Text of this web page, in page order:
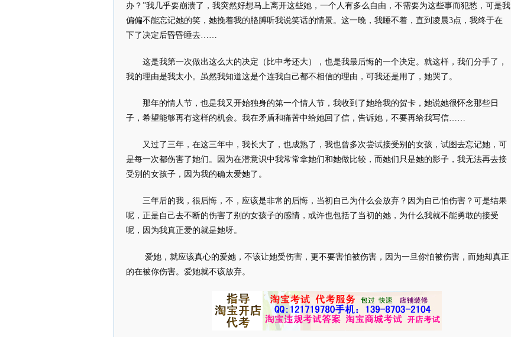
办？”我几乎要崩溃了，我突然好想马上离开这些她，一个人有多么自由，不需要为这些事而犯愁，可是我
偏偏不能忘记她的笑，她挽着我的胳膊听我说笑话的情景。这一晚，我睡不着，直到凌晨3点，我终于在
下了决定后昏昏睡去……
这是我第一次做出这么大的决定（比中考还大），也是我最后悔的一个决定。就这样，我们分手了，
我的理由是我太小。虽然我知道这是个连我自己都不相信的理由，可我还是用了，她哭了。
那年的情人节，也是我又开始独身的第一个情人节，我收到了她给我的贺卡，她说她很怀念那些日
子，希望能够再有这样的机会。我在矛盾和痛苦中给她回了信，告诉她，不要再给我写信……
又过了三年，在这三年中，我长大了，也成熟了，我也曾多次尝试接受别的女孩，试图去忘记她，可
是每一次都伤害了她们。因为在潜意识中我常常拿她们和她做比较，而她们只是她的影子，我无法再去接
受别的女孩子，因为我的确太爱她了。
三年后的我，很后悔，不，应该是非常的后悔，当初自己为什么会放弃？因为自己怕伤害？可是结果
呢，正是自己去不断的伤害了别的女孩子的感情，或许也包括了当初的她，为什么我就不能勇敢的接受
呢，因为我真正爱的就是她呀。
爱她，就应该真心的爱她，不该让她受伤害，更不要害怕被伤害，因为一旦你怕被伤害，而她却真正
的在被你伤害。爱她就不该放弃。